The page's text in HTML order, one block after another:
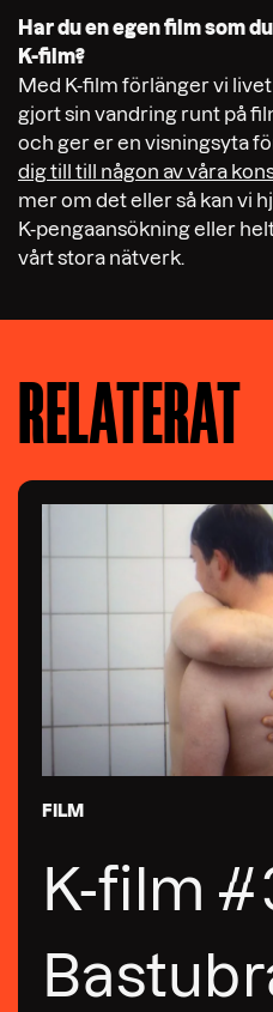
Har du en egen film som
K-film?
Med K-film förlänger vi
gjort sin vandring runt på
och ger er en visningsyta
dig till till någon av våra
mer om det eller så kan vi
K-pengaansökning eller
vårt stora nätverk.
RELATERAT
FILM
K-film